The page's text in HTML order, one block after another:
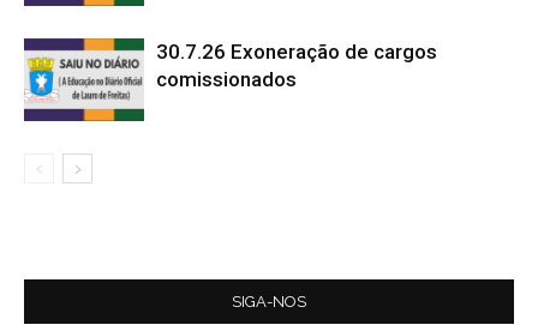
30.7.26 Exoneração de cargos
comissionados
SIGA-NOS